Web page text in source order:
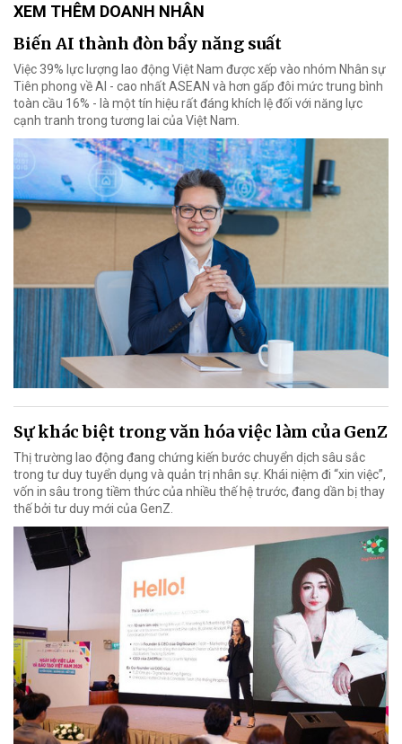
XEM THÊM DOANH NHÂN
Biến AI thành đòn bẩy năng suất
Việc 39% lực lượng lao động Việt Nam được xếp vào nhóm Nhân sự
Tiên phong về AI - cao nhất ASEAN và hơn gấp đôi mức trung bình
toàn cầu 16% - là một tín hiệu rất đáng khích lệ đối với năng lực
cạnh tranh trong tương lai của Việt Nam.
Sự khác biệt trong văn hóa việc làm của GenZ
Thị trường lao động đang chứng kiến bước chuyển dịch sâu sắc
trong tư duy tuyển dụng và quản trị nhân sự. Khái niệm đi “xin việc”,
vốn in sâu trong tiềm thức của nhiều thế hệ trước, đang dần bị thay
thế bởi tư duy mới của GenZ.